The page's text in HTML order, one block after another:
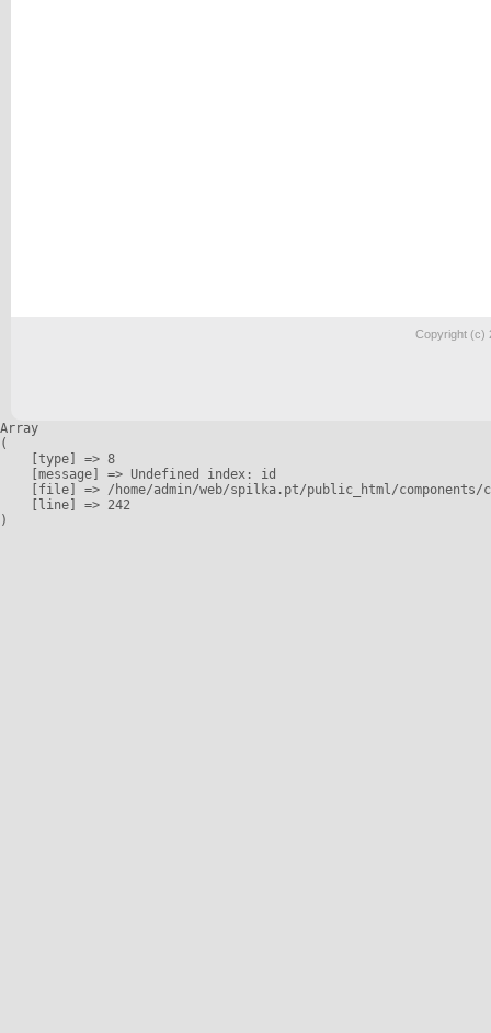
Copyright (c)
Array
(
    [type] => 8
    [message] => Undefined index: id
[file] => /home/admin/web/spilka.pt/public_html/
    [line] => 242